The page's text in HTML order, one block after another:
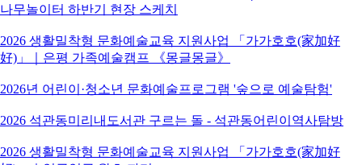
나무놀이터 하반기 현장 스케치
2026 생활밀착형 문화예술교육 지원사업 「가가호호(家加好
好)」｜은평 가족예술캠프 《몽글몽글》
2026년 어린이·청소년 문화예술프로그램 '숲으로 예술탐험'
2026 석관동미리내도서관 구르는 돌 - 석관동어린이역사탐방
2026 생활밀착형 문화예술교육 지원사업 「가가호호(家加好